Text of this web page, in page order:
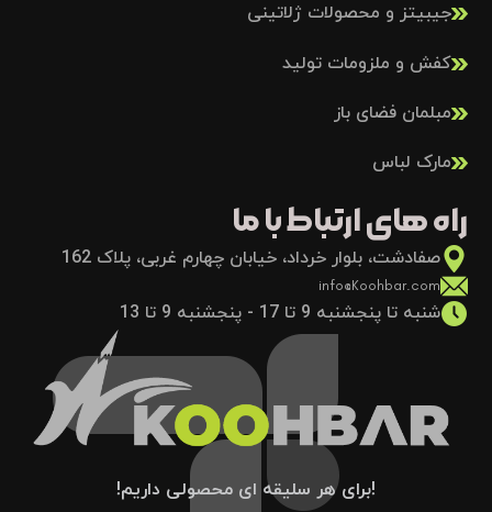
جیبیتز و محصولات ژلاتینی
کفش و ملزومات تولید
مبلمان فضای باز
مارک لباس
راه های ارتباط با ما
صفادشت، بلوار خرداد، خیابان چهارم غربی، پلاک 162
info@Koohbar.com
شنبه تا پنجشنبه 9 تا 17 - پنجشنبه 9 تا 13
!برای هر سلیقه ای محصولی داریم!